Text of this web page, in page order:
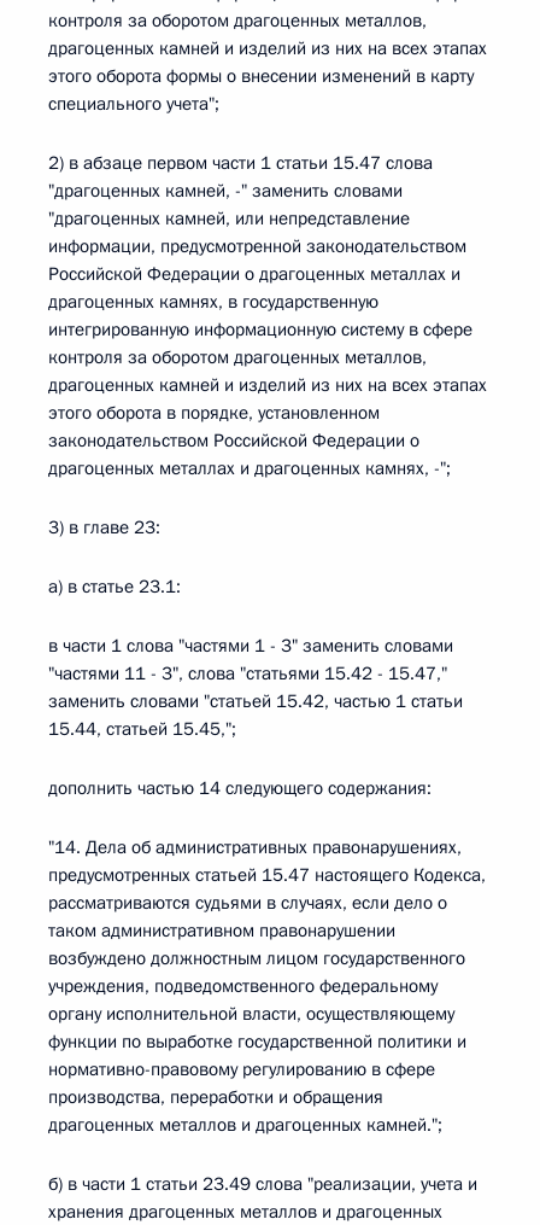
контроля за оборотом драгоценных металлов,
драгоценных камней и изделий из них на всех этапах
этого оборота формы о внесении изменений в карту
специального учета";
2) в абзаце первом части 1 статьи 15.47 слова
"драгоценных камней, -" заменить словами
"драгоценных камней, или непредставление
информации, предусмотренной законодательством
Российской Федерации о драгоценных металлах и
драгоценных камнях, в государственную
интегрированную информационную систему в сфере
контроля за оборотом драгоценных металлов,
драгоценных камней и изделий из них на всех этапах
этого оборота в порядке, установленном
законодательством Российской Федерации о
драгоценных металлах и драгоценных камнях, -";
3) в главе 23:
а) в статье 23.1:
в части 1 слова "частями 1 - 3" заменить словами
"частями 11 - 3", слова "статьями 15.42 - 15.47,"
заменить словами "статьей 15.42, частью 1 статьи
15.44, статьей 15.45,";
дополнить частью 14 следующего содержания:
"14. Дела об административных правонарушениях,
предусмотренных статьей 15.47 настоящего Кодекса,
рассматриваются судьями в случаях, если дело о
таком административном правонарушении
возбуждено должностным лицом государственного
учреждения, подведомственного федеральному
органу исполнительной власти, осуществляющему
функции по выработке государственной политики и
нормативно-правовому регулированию в сфере
производства, переработки и обращения
драгоценных металлов и драгоценных камней.";
б) в части 1 статьи 23.49 слова "реализации, учета и
хранения драгоценных металлов и драгоценных